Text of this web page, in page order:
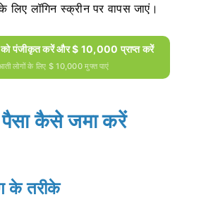
लिए लॉगिन स्क्रीन पर वापस जाएं।
पंजीकृत करें और $ 10,000 प्राप्त करें
लोगों के लिए $ 10,000 मुफ्त पाएं
कैसे जमा करें
के तरीके